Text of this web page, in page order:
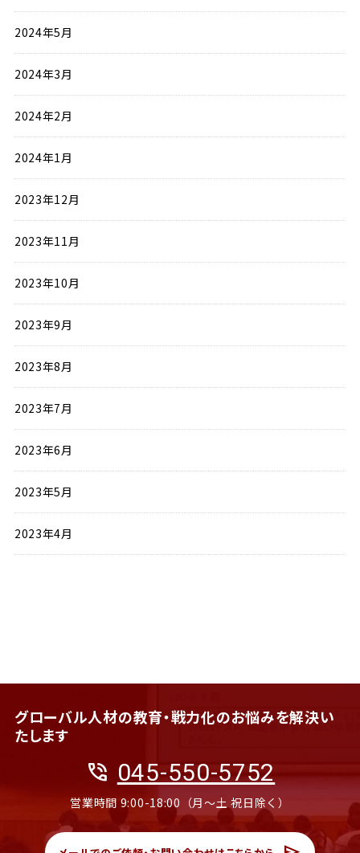
2024年5月
2024年3月
2024年2月
2024年1月
2023年12月
2023年11月
2023年10月
2023年9月
2023年8月
2023年7月
2023年6月
2023年5月
2023年4月
グローバル人材の教育・戦力化のお悩みを解決い
たします
phone_in_talk 045-550-5752
営業時間 9:00-18:00（月〜土 祝日除く）